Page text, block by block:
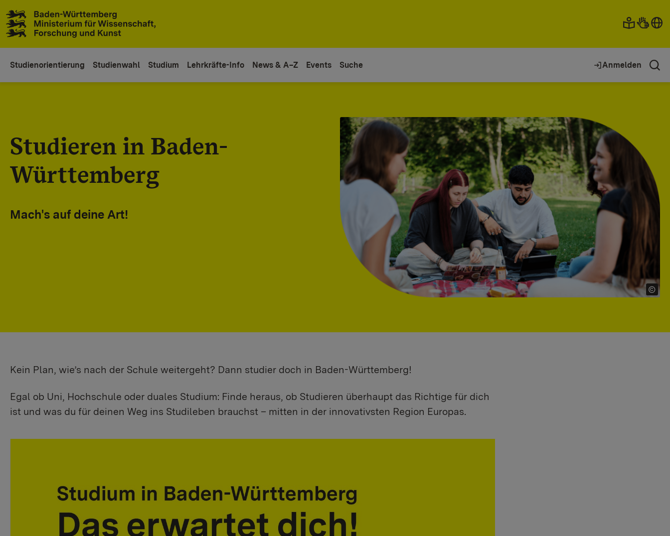
Studienorientierung Studienwahl Studium Lehrkräfte-Info News & A–Z Events Suche Anmelden
Studieren in Baden-
Württemberg
Mach's auf deine Art!
Kein Plan, wie’s nach der Schule weitergeht? Dann studier doch in Baden-Württemberg!
Egal ob Uni, Hochschule oder duales Studium: Finde heraus, ob Studieren überhaupt das Richtige für dich
ist und was du für deinen Weg ins Studileben brauchst – mitten in der innovativsten Region Europas.